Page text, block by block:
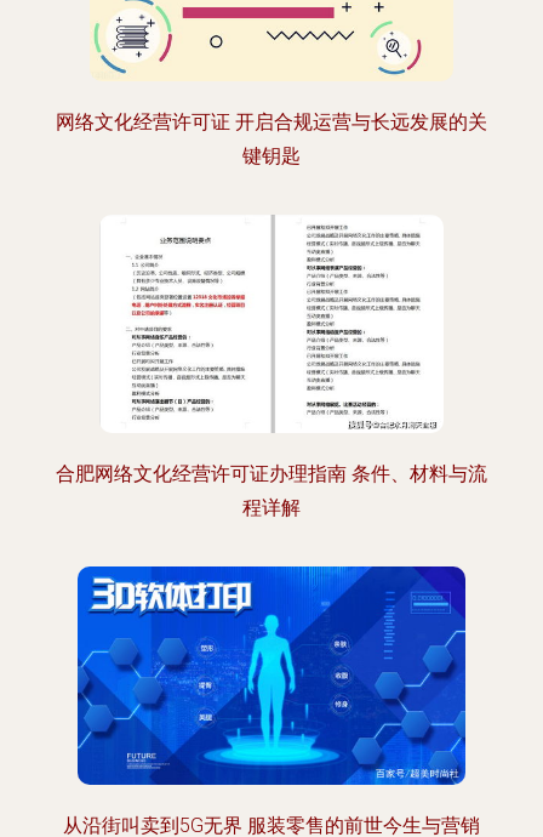
网络文化经营许可证 开启合规运营与长远发展的关
键钥匙
合肥网络文化经营许可证办理指南 条件、材料与流
程详解
从沿街叫卖到5G无界 服装零售的前世今生与营销